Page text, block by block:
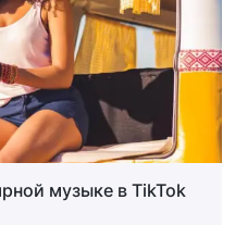
музыке в TikTok